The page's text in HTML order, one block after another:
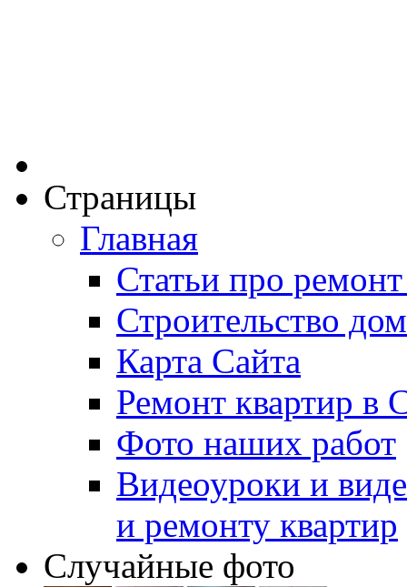
Страницы
Главная
Статьи про
Строительство
Карта Сайта
Ремонт квартир в
Фото наших работ
Видеоуроки и
и ремонту квартир
Случайные фото